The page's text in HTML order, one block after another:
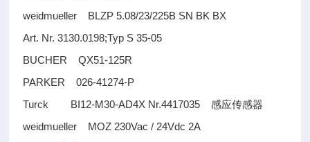
weidmueller BLZP 5.08/23/225B SN BK BX
Art. Nr. 3130.0198;Typ S 35-05
BUCHER QX51-125R
PARKER 026-41274-P
Turck BI12-M30-AD4X Nr.4417035感应传感器
weidmueller MOZ 230Vac / 24Vdc 2A